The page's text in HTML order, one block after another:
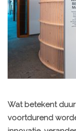
Wat betekent
voortdurend